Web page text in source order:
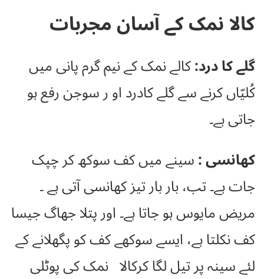
کالا نمک کے آسان مجربات
گلے کا درد:کالے نمک کے نیم گرم پانی میں
کُلیّاں کرنے سے گلے کادرد او ر سوجن رفع ہو
جاتی ہے۔
کھانسی :سینے میں کف سوکھ کر چپک
جات ہے۔ تب، بار بار تیز کھانسی آتی ہے ۔
مریض مایوس ہو جاتا ہے۔ اور پتلا جھاگ جیسا
کف نکلتا ہے، ایسے سوکھے کف کو پگھلانے کے
لئے سینہ پر تیل لگا کرکالا نمک کی پوٹلی